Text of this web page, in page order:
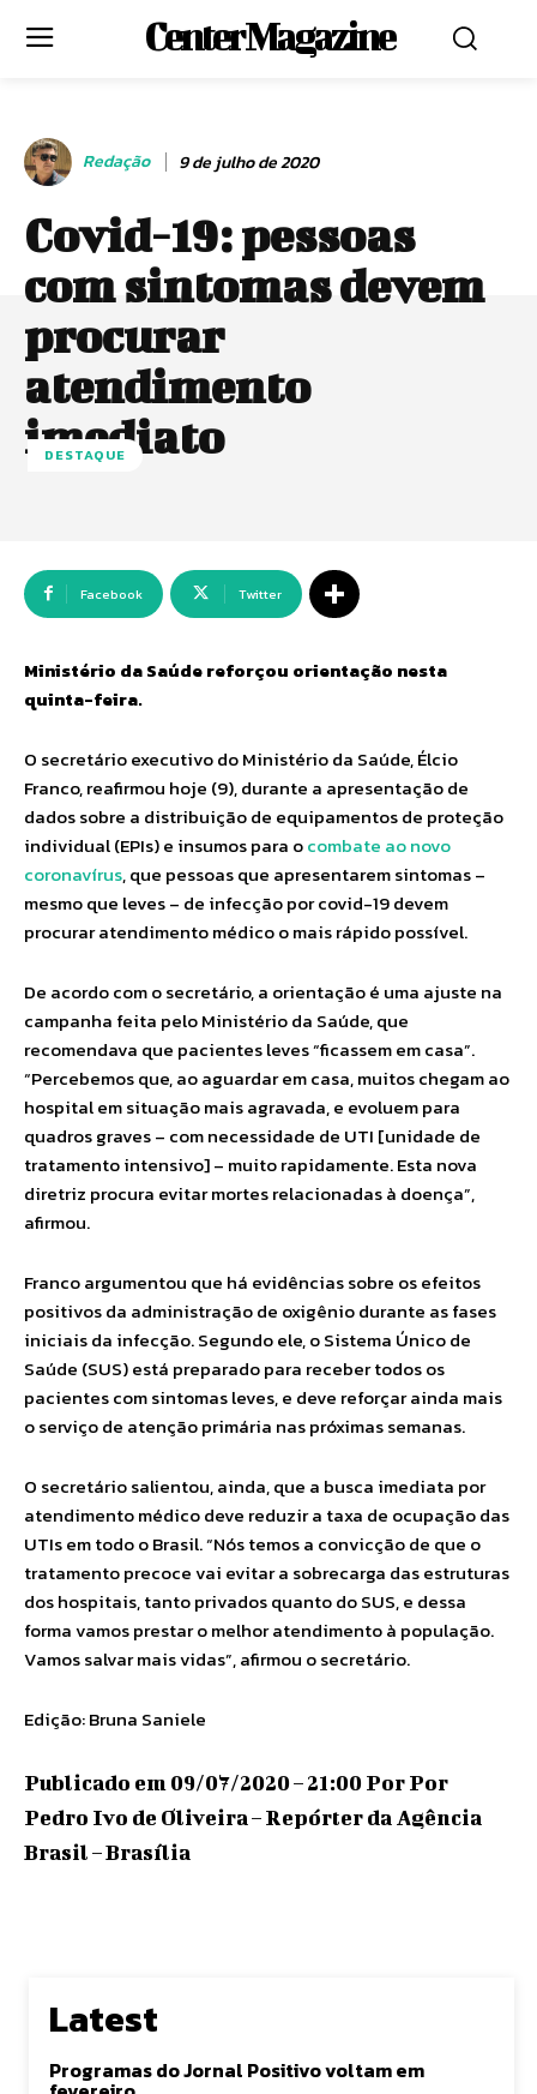
Center Magazine
Redação 9 de julho de 2020
Covid-19: pessoas
com sintomas devem
procurar
atendimento
imediato
DESTAQUE
Facebook Twitter
Ministério da Saúde reforçou orientação nesta
quinta-feira.
O secretário executivo do Ministério da Saúde, Élcio
Franco, reafirmou hoje (9), durante a apresentação de
dados sobre a distribuição de equipamentos de proteção
individual (EPIs) e insumos para ocombate ao novo
coronavírus, que pessoas que apresentarem sintomas –
mesmo que leves – de infecção por covid-19 devem
procurar atendimento médico o mais rápido possível.
De acordo com o secretário, a orientação é uma ajuste na
campanha feita pelo Ministério da Saúde, que
recomendava que pacientes leves “ficassem em casa”.
“Percebemos que, ao aguardar em casa, muitos chegam ao
hospital em situação mais agravada, e evoluem para
quadros graves – com necessidade de UTI [unidade de
tratamento intensivo] – muito rapidamente. Esta nova
diretriz procura evitar mortes relacionadas à doença”,
afirmou.
Franco argumentou que há evidências sobre os efeitos
positivos da administração de oxigênio durante as fases
iniciais da infecção. Segundo ele, o Sistema Único de
Saúde (SUS) está preparado para receber todos os
pacientes com sintomas leves, e deve reforçar ainda mais
o serviço de atenção primária nas próximas semanas.
O secretário salientou, ainda, que a busca imediata por
atendimento médico deve reduzir a taxa de ocupação das
UTIs em todo o Brasil. “Nós temos a convicção de que o
tratamento precoce vai evitar a sobrecarga das estruturas
dos hospitais, tanto privados quanto do SUS, e dessa
forma vamos prestar o melhor atendimento à população.
Vamos salvar mais vidas”, afirmou o secretário.
Edição: Bruna Saniele
Publicado em 09/07/2020 – 21:00 Por Por
Pedro Ivo de Oliveira – Repórter da Agência
Brasil – Brasília
Latest
Programas do Jornal Positivo voltam em